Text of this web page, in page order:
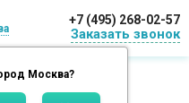
Москва?
+7 (495) 268-02-57
Заказать звонок